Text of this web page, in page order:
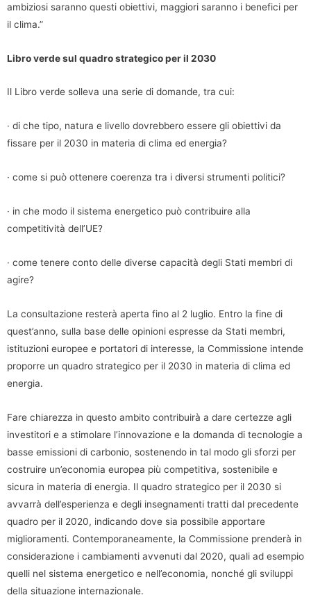
ambiziosi saranno questi obiettivi, maggiori saranno i benefici per
il clima.”
Libro verde sul quadro strategico per il 2030
Il Libro verde solleva una serie di domande, tra cui:
· di che tipo, natura e livello dovrebbero essere gli obiettivi da
fissare per il 2030 in materia di clima ed energia?
· come si può ottenere coerenza tra i diversi strumenti politici?
· in che modo il sistema energetico può contribuire alla
competitività dell’UE?
· come tenere conto delle diverse capacità degli Stati membri di
agire?
La consultazione resterà aperta fino al 2 luglio. Entro la fine di
quest’anno, sulla base delle opinioni espresse da Stati membri,
istituzioni europee e portatori di interesse, la Commissione intende
proporre un quadro strategico per il 2030 in materia di clima ed
energia.
Fare chiarezza in questo ambito contribuirà a dare certezze agli
investitori e a stimolare l’innovazione e la domanda di tecnologie a
basse emissioni di carbonio, sostenendo in tal modo gli sforzi per
costruire un’economia europea più competitiva, sostenibile e
sicura in materia di energia. Il quadro strategico per il 2030 si
avvarrà dell’esperienza e degli insegnamenti tratti dal precedente
quadro per il 2020, indicando dove sia possibile apportare
miglioramenti. Contemporaneamente, la Commissione prenderà in
considerazione i cambiamenti avvenuti dal 2020, quali ad esempio
quelli nel sistema energetico e nell’economia, nonché gli sviluppi
della situazione internazionale.